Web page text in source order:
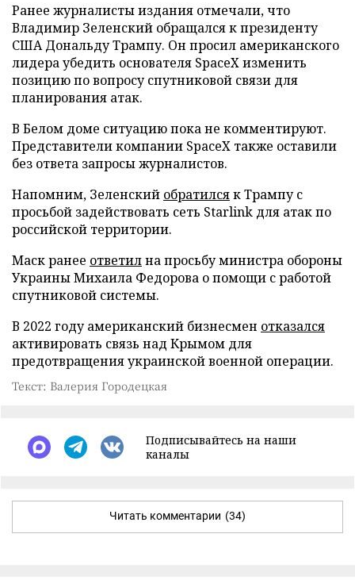
Ранее журналисты издания отмечали, что
Владимир Зеленский обращался к президенту
США Дональду Трампу. Он просил американского
лидера убедить основателя SpaceX изменить
позицию по вопросу спутниковой связи для
планирования атак.
В Белом доме ситуацию пока не комментируют.
Представители компании SpaceX также оставили
без ответа запросы журналистов.
Напомним, Зеленский обратилсяк Трампу с
просьбой задействовать сеть Starlink для атак по
российской территории.
Маск ранее ответилна просьбу министра обороны
Украины Михаила Федорова о помощи с работой
спутниковой системы.
В 2022 году американский бизнесмен отказался
активировать связь над Крымом для
предотвращения украинской военной операции.
Текст: Валерия Городецкая
Подписывайтесь на наши
каналы
Читать комментарии (34)